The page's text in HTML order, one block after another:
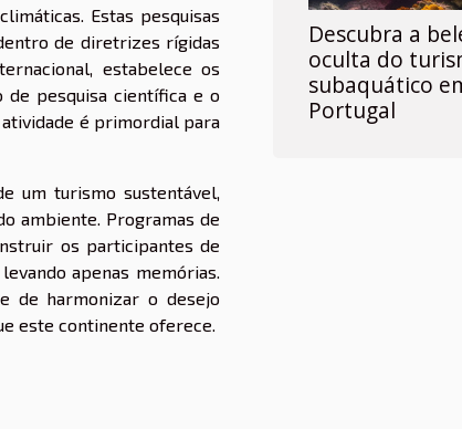
Estas pesquisas
de diretrizes rígidas
estabelece os
de pesquisa científica e o
atividade é primordial para
um turismo sustentável,
ambiente. Programas de
os participantes de
apenas memórias.
de harmonizar o desejo
este continente oferece.
Descubra a
oculta do
subaquático
Portugal